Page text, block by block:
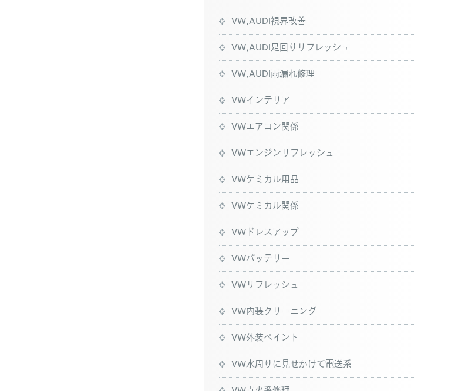
VW,AUDI視界改善
VW,AUDI足回りリフレッシュ
VW,AUDI雨漏れ修理
VWインテリア
VWエアコン関係
VWエンジンリフレッシュ
VWケミカル用品
VWケミカル関係
VWドレスアップ
VWバッテリー
VWリフレッシュ
VW内装クリーニング
VW外装ペイント
VW水周りに見せかけて電送系